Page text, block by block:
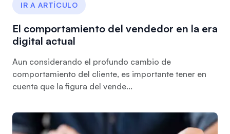
IR A ARTÍCULO
El comportamiento del vendedor en la era
digital actual
Aun considerando el profundo cambio de
comportamiento del cliente, es importante tener en
cuenta que la figura del vende...